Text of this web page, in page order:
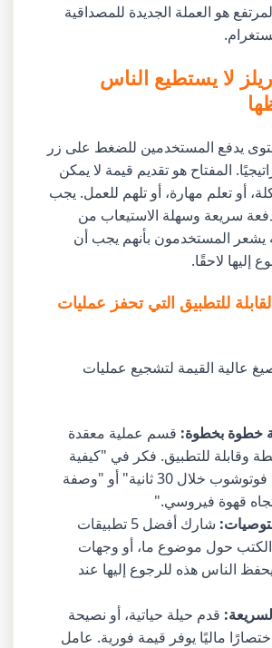
هو العملة الجديدة للمصداقية
لا يستطيع الناس
يدفع المستخدمين للضغط على زر
المفتاح هو تقديم قيمة لا يمكن
أو تعلم مهارة، أو تلهم للعمل. يجب
سريعة وسهلة الاستيعاب من
يشعر المستخدمون بأنهم يجب أن
إليها لاحقًا.
للتطبيق التي تحفز عمليات
عالية القيمة لتشجيع عمليات
خطوة بخطوة: قسم عملية معقدة
وقابلة للتطبيق. فكر في "كيفية
إزالة الخلفية في فوتوشوب خلال 30 ثانية" أو "وصفة
شارك أفضل 5 تطبيقات
الكتب حول موضوع ما، أو وجهات
الناس هذه للرجوع إليها عند
قدم حيلة حياتية، أو نصيحة
ماليًا يوفر قيمة فورية. عامل